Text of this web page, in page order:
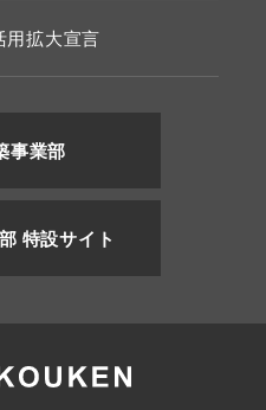
用拡大宣言
事業部
特設サイト